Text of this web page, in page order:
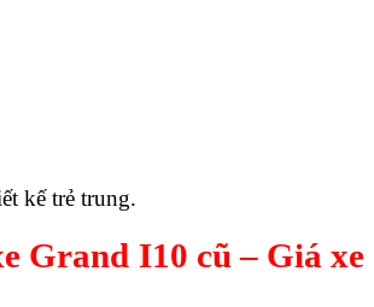
kế trẻ trung.
Grand I10 cũ – Giá xe